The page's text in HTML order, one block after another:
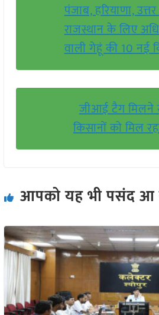
पंजाब, हरियाणा,
राजस्थान के लिए
वाली गेहूं की 10 नई
जीआई टैग मिलने
किसानों को मिल
आपको यह भी पसंद आ